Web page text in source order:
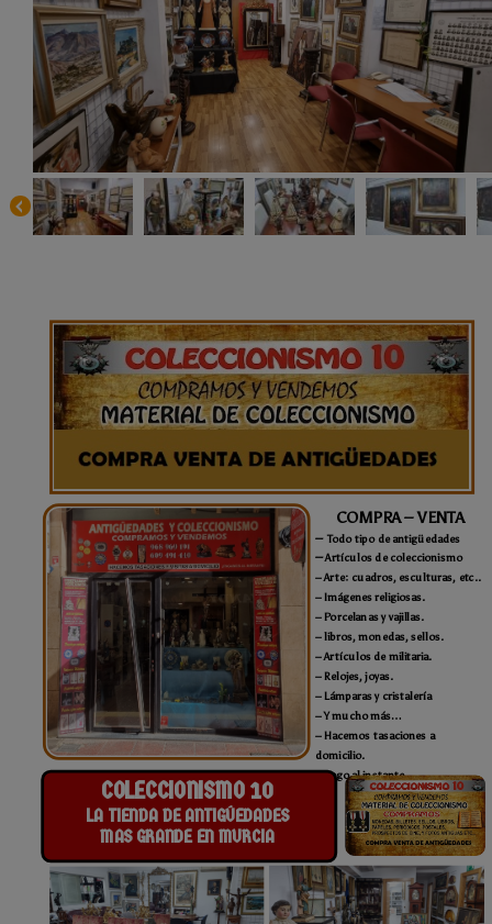
COMPRA – VENTA
–Todo tipo de antigüedades
–Artículos de coleccionismo
– Arte: cuadros, esculturas, etc..
– Imágenes religiosas.
– Porcelanas y vajillas.
– libros, monedas, sellos.
– Artículos de militaria.
– Relojes, joyas.
– Lámparas y cristalería
– Y mucho más…
– Hacemos tasaciones a
domicilio.
– Pago al instante.
COLECCIONISMO 10
LA TIENDA DE ANTIGÚEDADES
MAS GRANDE EN MURCIA